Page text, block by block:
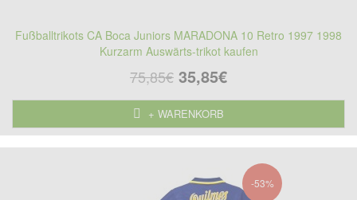
Fußballtrikots CA Boca Juniors MARADONA 10 Retro 1997 1998
Kurzarm Auswärts-trikot kaufen
75,85€ 35,85€
+ WARENKORB
-53%